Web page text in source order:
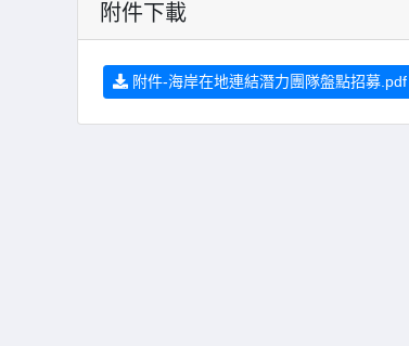
附件下載
附件-海岸在地連結潛力團隊盤點招募.pdf